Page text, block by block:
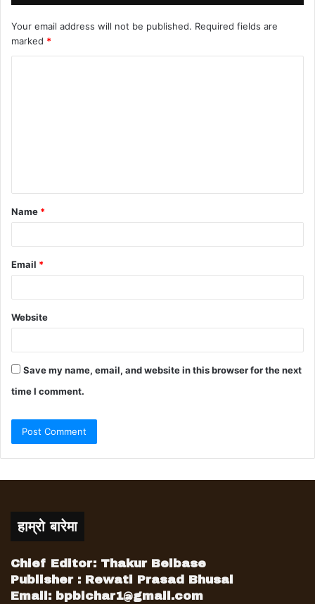
Your email address will not be published. Required fields are
marked *
Name *
Email *
Website
Save my name, email, and website in this browser for the next
time I comment.
हाम्रो बारेमा
Chief Editor: Thakur Belbase
Publisher : Rewati Prasad Bhusal
Email: bpbichar1@gmail.com